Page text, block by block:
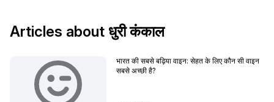
Articles about धुरी कंकाल
भारत की सबसे बढ़िया वाइन: सेहत के लिए कौन सी वाइन
सबसे अच्छी है?